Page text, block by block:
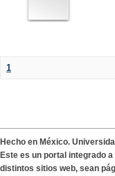
1
Hecho en México.
Este es un portal integrado
distintos sitios web, sean